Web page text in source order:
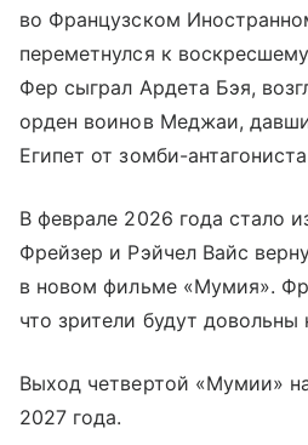
во Французском
переметнулся к
Фер сыграл Ардета Бэя,
орден воинов Меджаи,
Египет от зомби-
В феврале 2026 года стало
Фрейзер и Рэйчел Вайс
в новом фильме «Мумия».
что зрители будут довольны
Выход четвертой «Мумии»
2027 года.